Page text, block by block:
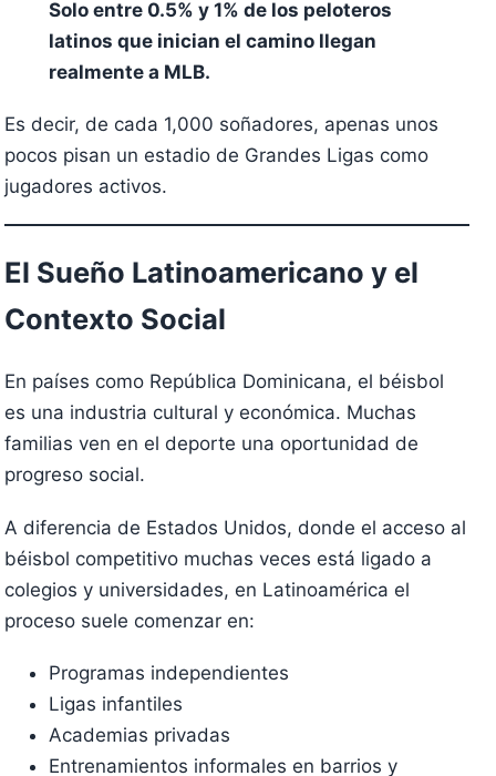
Solo entre 0.5% y 1% de los peloteros
latinos que inician el camino llegan
realmente a MLB.
Es decir, de cada 1,000 soñadores, apenas unos
pocos pisan un estadio de Grandes Ligas como
jugadores activos.
El Sueño Latinoamericano y el
Contexto Social
En países como República Dominicana, el béisbol
es una industria cultural y económica. Muchas
familias ven en el deporte una oportunidad de
progreso social.
A diferencia de Estados Unidos, donde el acceso al
béisbol competitivo muchas veces está ligado a
colegios y universidades, en Latinoamérica el
proceso suele comenzar en:
Programas independientes
Ligas infantiles
Academias privadas
Entrenamientos informales en barrios y